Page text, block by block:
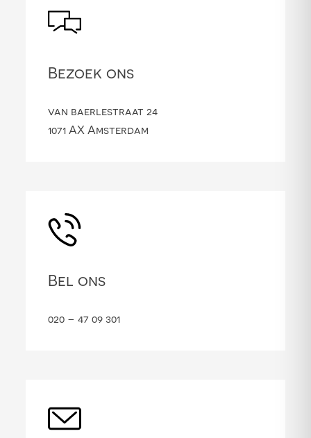
Bezoek ons
van baerlestraat 24
1071 AX Amsterdam
Bel ons
020 – 47 09 301